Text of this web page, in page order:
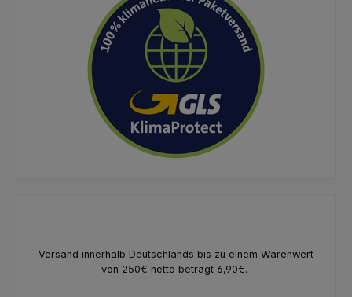
Versand innerhalb Deutschlands bis zu einem Warenwert
von 250€ netto beträgt 6,90€.